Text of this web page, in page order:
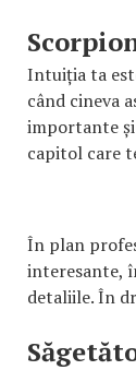
Intuiția ta
când cineva
importante
capitol care
În plan
interesante,
detaliile. În